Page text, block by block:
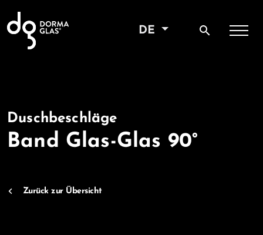
DE search
Duschbeschläge
Band Glas-Glas 90°
Zurück zur Übersicht